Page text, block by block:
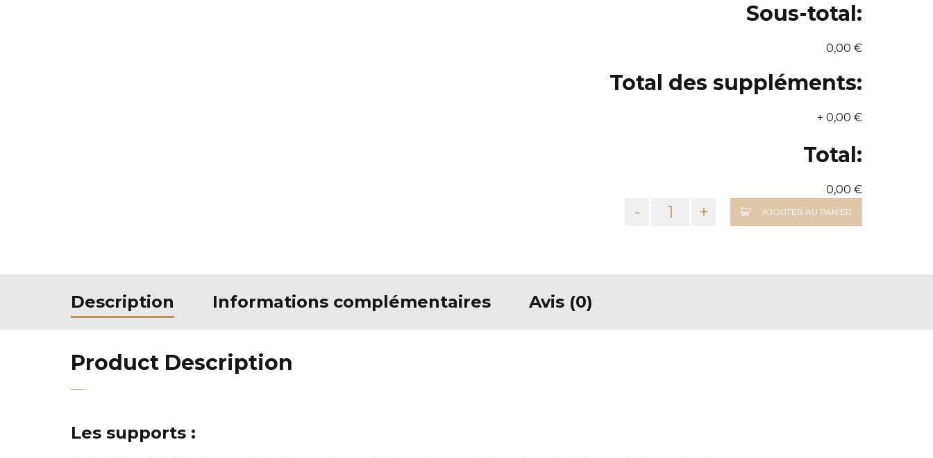
Sous-total:
0,00 €
Total des suppléments:
+ 0,00 €
Total:
0,00 €
- + AJOUTER AU PANIER
Description Informations complémentaires Avis (0)
Product Description
Les supports :